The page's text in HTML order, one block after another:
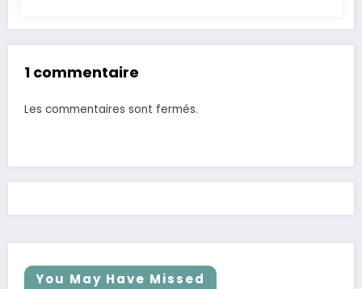
1 commentaire
Les commentaires sont fermés.
You May Have Missed